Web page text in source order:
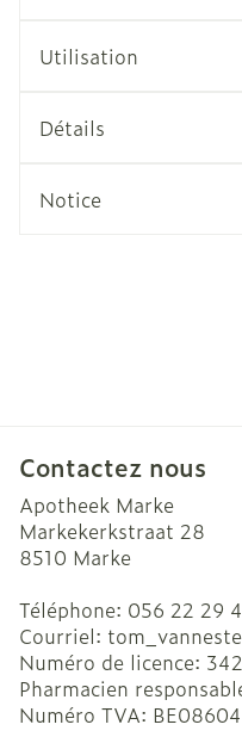
Utilisation
Détails
Notice
Contactez nous
Apotheek Marke
Markekerkstraat 28
8510 Marke
Téléphone: 056 22 29
Courriel:
Numéro de licence:
Pharmacien
Numéro TVA: